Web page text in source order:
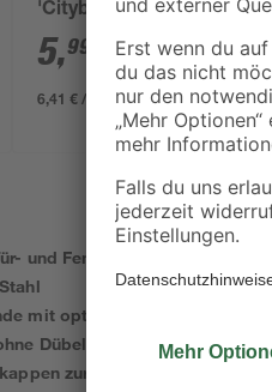
'Cityboard'
ungeschliffen 1690 x
634 x 12 mm
5,99
/ m²
6,41 € / Pack
und Fensterrahmen
mit optimaler Kraftübertragung
Dübel
zur Kopfabdeckung